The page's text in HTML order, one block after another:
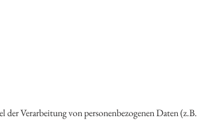
Verarbeitung von personenbezogenen Daten (z.B.